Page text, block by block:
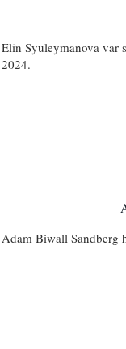
Elin Syuleymanova var
2024.
Adam Biwall Sandberg